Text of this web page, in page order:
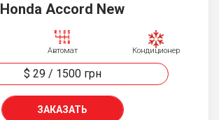
Honda Accord New
Автомат Кондиционер
$ 29/ 1500 грн
ЗАКАЗАТЬ